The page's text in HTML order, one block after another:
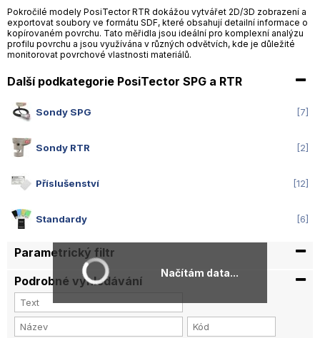
Pokročilé modely PosiTector RTR dokážou vytvářet 2D/3D zobrazení a
exportovat soubory ve formátu SDF, které obsahují detailní informace o
kopírovaném povrchu. Tato měřidla jsou ideální pro komplexní analýzu
profilu povrchu a jsou využívána v různých odvětvích, kde je důležité
monitorovat povrchové vlastnosti materiálů.
Další podkategorie PosiTector SPG a RTR
Sondy SPG 7
Sondy RTR 2
Příslušenství 12
Standardy 6
Parametrický filtr
Podrobné vyhledávání
Načítám data...